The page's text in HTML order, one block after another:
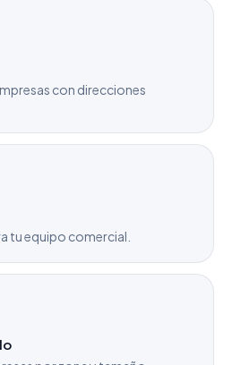
con direcciones
tu equipo comercial.